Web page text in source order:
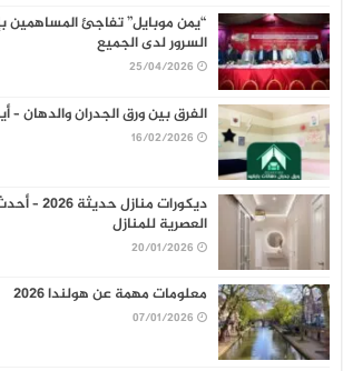
“يمن موبايل” تفاجئ المساهمين
السرور لدى الجميع
25/04/2026
الفرق بين ورق الجدران والدهان –
16/02/2026
ديكورات
العصرية للمنازل
20/01/2026
معلومات مهمة عن هولندا 2026
07/01/2026